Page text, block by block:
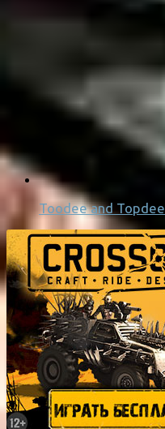
Toodee and Topdee